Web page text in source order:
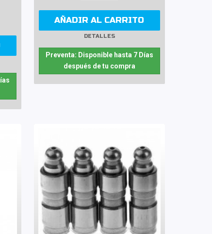
AÑADIR AL CARRITO
DETALLES
Preventa: Disponible hasta 7 Días
después de tu compra